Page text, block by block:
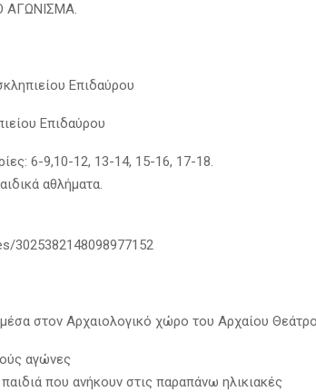
ΑΓΩΝΙΣΜΑ.
Επιδαύρου
Επιδαύρου
6-9,10-12, 13-14, 15-16, 17-18.
αθλήματα.
3025382148098977152
μέσα στον Αρχαιολογικό χώρο του Αρχαίου
αγώνες
που ανήκουν στις παραπάνω ηλικιακές